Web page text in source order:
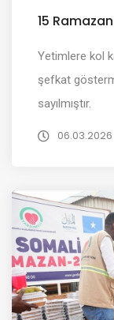
15
Yetimlere kol
şefkat
sayılmıştır.
06.03.2026